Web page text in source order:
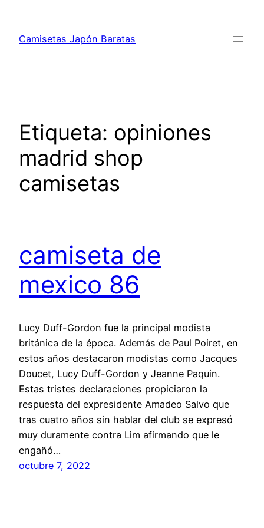
contenido
Camisetas Japón Baratas
Etiqueta: opiniones
madrid shop
camisetas
camiseta de
mexico 86
Lucy Duff-Gordon fue la principal modista
británica de la época. Además de Paul Poiret, en
estos años destacaron modistas como Jacques
Doucet, Lucy Duff-Gordon y Jeanne Paquin.
Estas tristes declaraciones propiciaron la
respuesta del expresidente Amadeo Salvo que
tras cuatro años sin hablar del club se expresó
muy duramente contra Lim afirmando que le
engañó…
octubre 7, 2022